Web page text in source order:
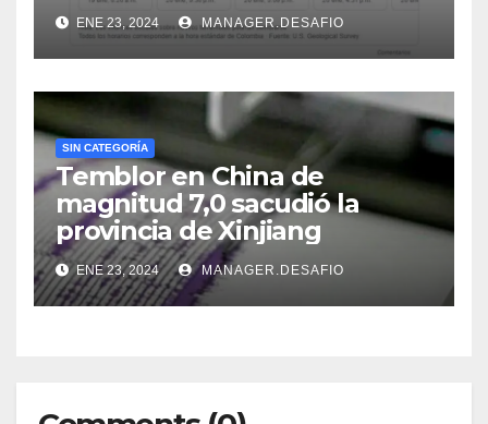
ENE 23, 2024 MANAGER.DESAFIO
SIN CATEGORÍA
Temblor en China de
magnitud 7,0 sacudió la
provincia de Xinjiang
ENE 23, 2024 MANAGER.DESAFIO